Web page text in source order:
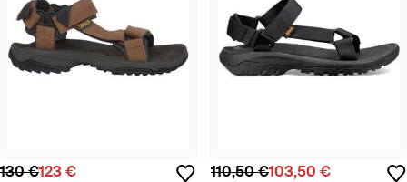
130 €123 € 110,50 €103,50 €